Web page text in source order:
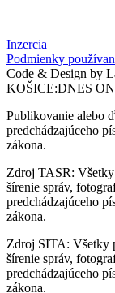
Inzercia
Podmienky
Code & Design by
KOŠICE:DNES
Publikovanie alebo
predchádzajúceho
zákona.
Zdroj TASR:
šírenie správ,
predchádzajúceho
zákona.
Zdroj SITA: Všetky
šírenie správ,
predchádzajúceho
zákona.